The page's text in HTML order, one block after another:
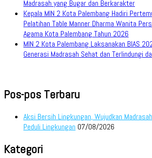
Madrasah yang Bugar dan Berkarakter
Kepala MIN 2 Kota Palembang Hadiri
Pelatihan Table Manner Dharma Wanita
Agama Kota Palembang Tahun 2026
MIN 2 Kota Palembang Laksanakan BIAS
Generasi Madrasah Sehat dan Terlindungi
Pos-pos Terbaru
Aksi Bersih Lingkungan, Wujudkan
Peduli Lingkungan 07/08/2026
Kategori